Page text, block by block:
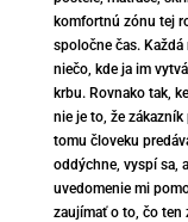
komfortnú zónu tej
spoločne čas. Každá
niečo, kde ja im
krbu. Rovnako tak,
nie je to, že
tomu človeku
oddýchne, vyspí sa,
uvedomenie mi
zaujímať o to, čo ten